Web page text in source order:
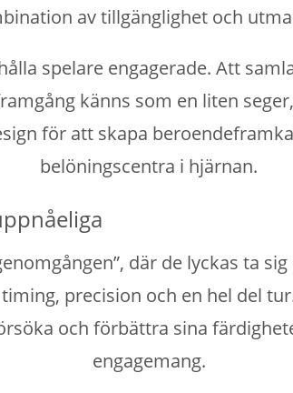
av tillgänglighet och
spelare engagerade. Att
känns som en liten
för att skapa
belöningscentra i hjärnan.
där de lyckas ta
precision och en hel del
och förbättra sina
engagemang.